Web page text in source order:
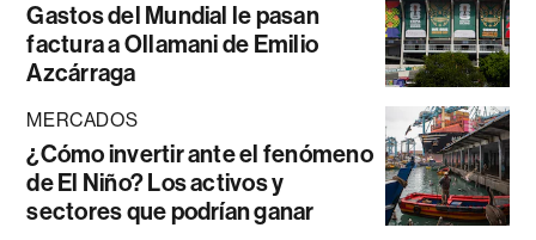
Gastos del Mundial le pasan
factura a Ollamani de Emilio
Azcárraga
MERCADOS
¿Cómo invertir ante el fenómeno
de El Niño? Los activos y
sectores que podrían ganar